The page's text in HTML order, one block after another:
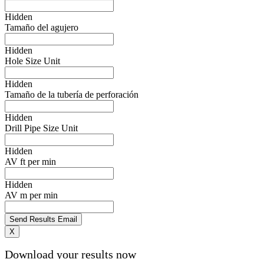
Hidden
Tamaño del agujero
Hidden
Hole Size Unit
Hidden
Tamaño de la tubería de perforación
Hidden
Drill Pipe Size Unit
Hidden
AV ft per min
Hidden
AV m per min
X
Download your results now